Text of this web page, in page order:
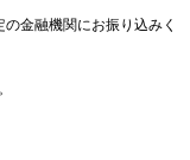
金融機関にお振り込みく